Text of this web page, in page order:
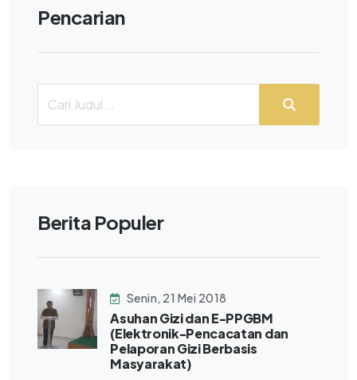
Pencarian
Berita Populer
Senin, 21 Mei 2018
Asuhan Gizi dan E-PPGBM
(Elektronik-Pencacatan dan
Pelaporan Gizi Berbasis
Masyarakat)